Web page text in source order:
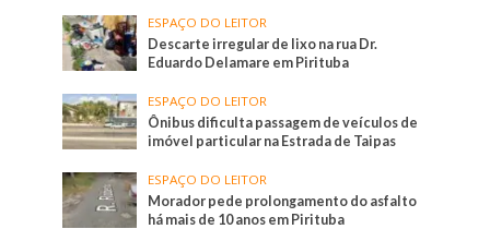
ESPAÇO DO LEITOR
Descarte irregular de lixo na rua Dr.
Eduardo Delamare em Pirituba
ESPAÇO DO LEITOR
Ônibus dificulta passagem de veículos de
imóvel particular na Estrada de Taipas
ESPAÇO DO LEITOR
Morador pede prolongamento do asfalto
há mais de 10 anos em Pirituba